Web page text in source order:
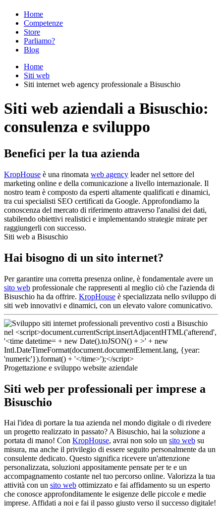
Home
Competenze
Store
Parliamo?
Blog
Home
Siti web
Siti internet web agency professionale a Bisuschio
Siti web aziendali a Bisuschio:
consulenza e sviluppo
Benefici per la tua azienda
KropHouse è una rinomata web agency leader nel settore del
marketing online e della comunicazione a livello internazionale. Il
nostro team è composto da esperti altamente qualificati e dinamici,
tra cui specialisti SEO certificati da Google. Approfondiamo la
conoscenza del mercato di riferimento attraverso l'analisi dei dati,
stabilendo obiettivi realistici e implementando strategie mirate per
raggiungerli con successo.
Siti web a Bisuschio
Hai bisogno di un sito internet?
Per garantire una corretta presenza online, è fondamentale avere un
sito web professionale che rappresenti al meglio ciò che l'azienda di
Bisuschio ha da offrire. KropHouse è specializzata nello sviluppo di
siti web innovativi e dinamici, con un elevato valore comunicativo.
Progettazione e sviluppo website aziendale
Siti web per professionali per imprese a
Bisuschio
Hai l'idea di portare la tua azienda nel mondo digitale o di rivedere
un progetto realizzato in passato? A Bisuschio, hai la soluzione a
portata di mano! Con KropHouse, avrai non solo un sito web su
misura, ma anche il privilegio di essere seguito personalmente da un
consulente dedicato. Questo significa ricevere un'attenzione
personalizzata, soluzioni appositamente pensate per te e un
accompagnamento costante nel tuo percorso online. Valorizza la tua
attività con un sito web ottimizzato e fai affidamento su un esperto
che conosce approfonditamente le esigenze delle piccole e medie
imprese. Affidati a noi e fai il passo giusto verso il successo digitale!